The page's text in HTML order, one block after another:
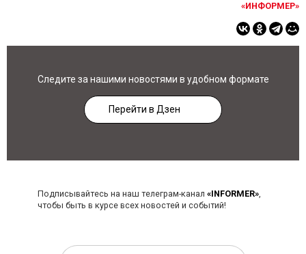
«ИНФОРМЕР»
Следите за нашими новостями в удобном формате
Перейти в Дзен
Подписывайтесь на наш телеграм-канал «INFORMER»,
чтобы быть в курсе всех новостей и событий!